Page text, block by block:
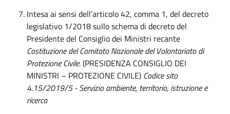
Intesa ai sensi dell’articolo 42, comma 1, del decreto
legislativo 1/2018 sullo schema di decreto del
Presidente del Consiglio dei Ministri recante
Costituzione del Comitato Nazionale del Volontariato di
Protezione Civile. (PRESIDENZA CONSIGLIO DEI
MINISTRI – PROTEZIONE CIVILE) Codice sito
4.15/2019/5 - Servizio ambiente, territorio, istruzione e
ricerca